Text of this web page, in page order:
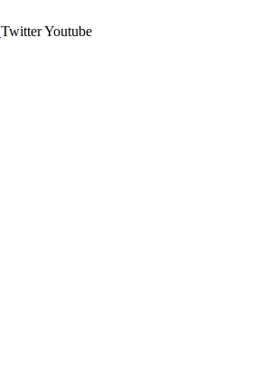
TwitterYoutube